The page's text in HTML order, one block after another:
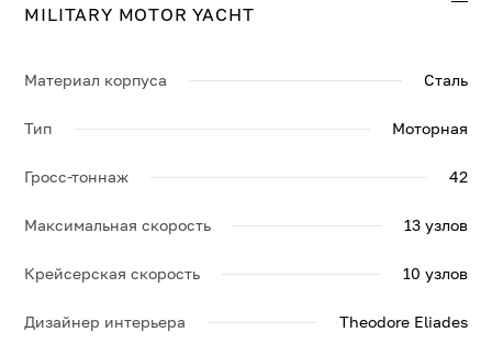
Свяжитесь с нами, и мы вышлем больше информации
MILITARY MOTOR YACHT
Материал корпуса Сталь
Тип Моторная
Гросс-тоннаж 42
Максимальная скорость 13 узлов
Крейсерская скорость 10 узлов
Дизайнер интерьера Theodore Eliades